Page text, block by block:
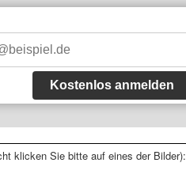
Kostenlos anmelden
klicken Sie bitte auf eines der Bilder):